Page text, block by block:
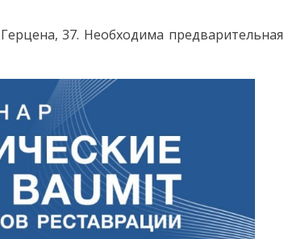
37. Необходима предварительная